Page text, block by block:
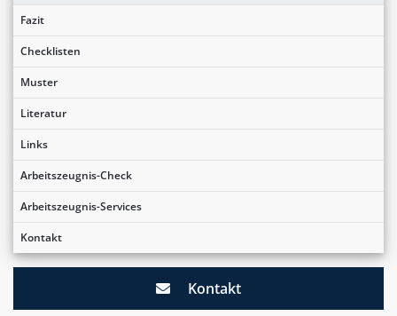
Fazit
Checklisten
Muster
Literatur
Links
Arbeitszeugnis-Check
Arbeitszeugnis-Services
Kontakt
Kontakt